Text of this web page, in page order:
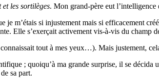
et les sortilèges. Mon grand-père eut
je m’étais si injustement mais si efficacement
Elle s’exerçait activement vis-à-vis du champ
tout à mes yeux…). Mais justement,
; quoiqu’à ma grande surprise, il se
sa part.